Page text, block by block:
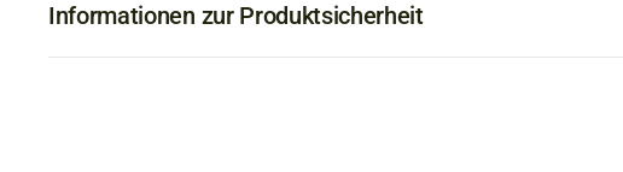
Informationen zur Produktsicherheit